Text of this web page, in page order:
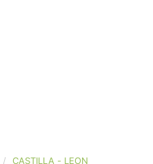
CASTILLA - LEON